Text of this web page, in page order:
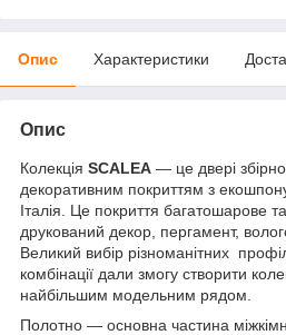
Опис Характеристики
Опис
Колекція SCALEA — це двері
декоративним покриттям з
Італія. Це покриття багатошарове
друкований декор, пергамент,
Великий вибір різноманітних
комбінації дали змогу створити
найбільшим модельним рядом.
Полотно — основна частина